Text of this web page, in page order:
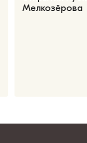
Мелкозёрова